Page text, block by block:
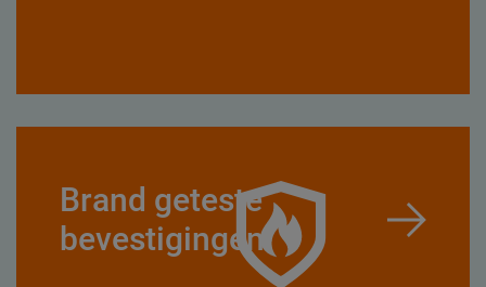
Brand geteste
bevestigingen